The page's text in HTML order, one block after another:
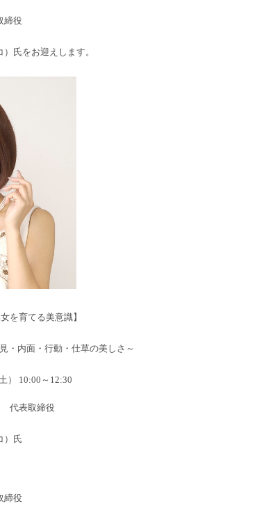
締役
氏をお迎えします。
を育てる美意識】
・内面・行動・仕草の美しさ～
） 10:00～12:30
代表取締役
）氏
締役